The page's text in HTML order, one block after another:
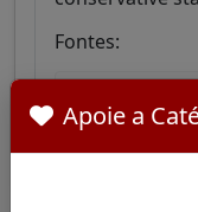
Fontes:
ties - Vatican
Apoie a